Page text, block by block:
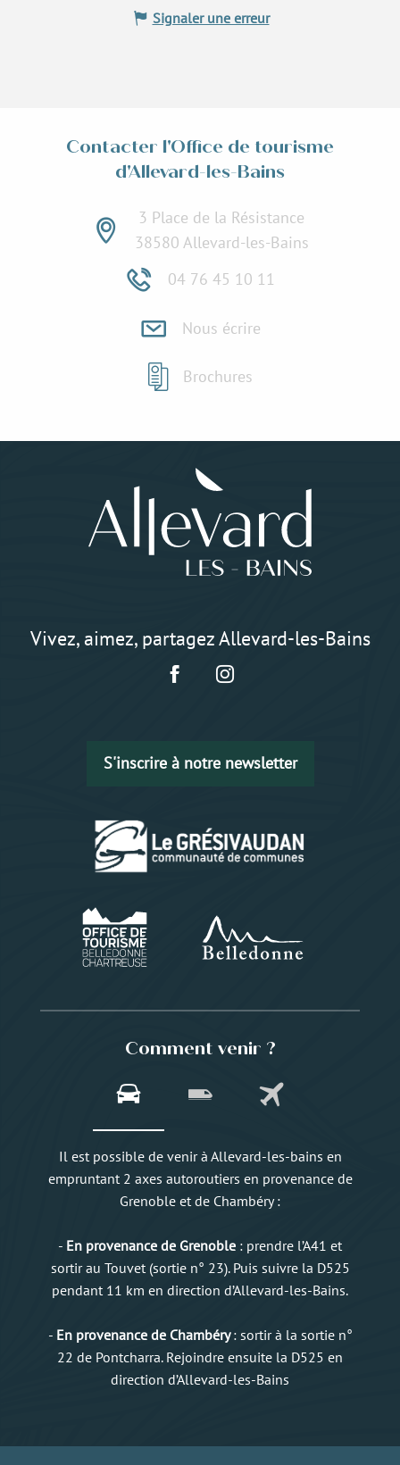
Signaler une erreur
Contacter l'Office de tourisme
d'Allevard-les-Bains
3 Place de la Résistance
38580 Allevard-les-Bains
04 76 45 10 11
Nous écrire
Brochures
Vivez, aimez, partagez Allevard-les-Bains
S'inscrire à notre newsletter
Comment venir ?
Il est possible de venir à Allevard-les-bains en
empruntant 2 axes autoroutiers en provenance de
Grenoble et de Chambéry :
- En provenance de Grenoble : prendre l’A41 et
sortir au Touvet (sortie n° 23). Puis suivre la D525
pendant 11 km en direction d’Allevard-les-Bains.
- En provenance de Chambéry: sortir à la sortie n°
22 de Pontcharra. Rejoindre ensuite la D525 en
direction d’Allevard-les-Bains